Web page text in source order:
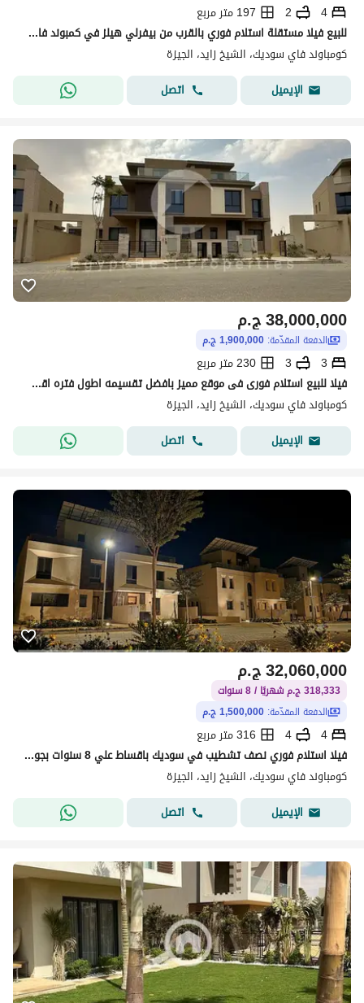
4
2
197 متر مربع
للبيع فيلا مستقلة استلام فوري بالقرب من بيفرلي هيلز في كمبوند فاي سوديك الشيخ زايد
كومباوند فاي سوديك، الشيخ زايد، الجيزة
الإيميل
اتصل
ج.م38,000,000
الدفعة المقدّمة: 1,900,000 ج.م
3
3
230 متر مربع
فيلا للبيع استلام فورى فى موقع مميز بافضل تقسيمه اطول فتره اقساط تصل الى 10 سنوات فى فاى فى سوديك فى الشيخ زايد
كومباوند فاي سوديك، الشيخ زايد، الجيزة
الإيميل
اتصل
ج.م32,060,000
318,333 ج.م شهريًا / 8 سنوات
الدفعة المقدّمة: 1,500,000 ج.م
4
4
316 متر مربع
فيلا استلام فوري نصف تشطيب في سوديك باقساط علي 8 سنوات بجوار اعمار
كومباوند فاي سوديك، الشيخ زايد، الجيزة
الإيميل
اتصل